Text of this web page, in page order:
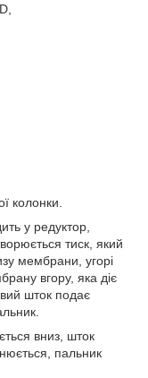
колонки.
у редуктор,
тиск, який
мембрани, угорі
вгору, яка діє
шток подає
вниз, шток
пальник